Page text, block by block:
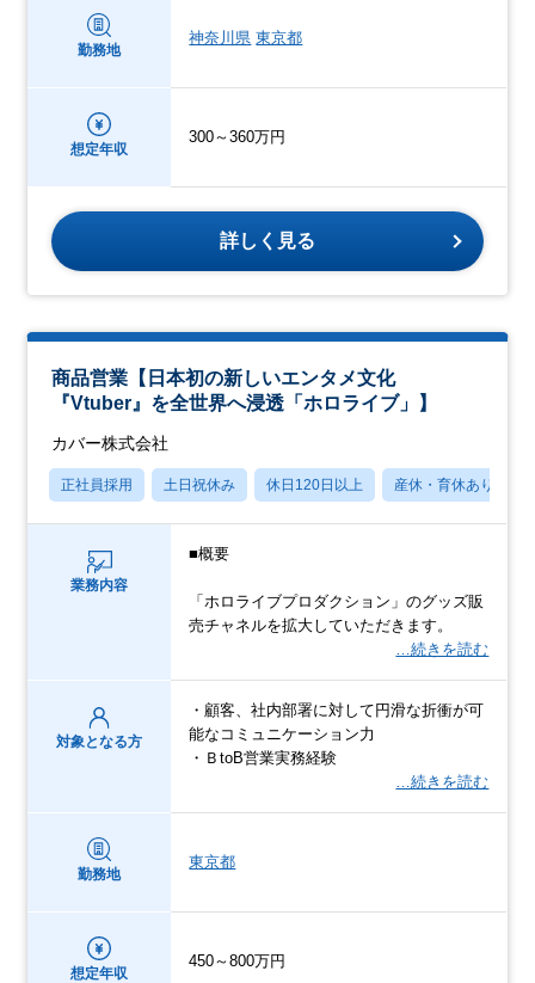
勤務地
神奈川県 東京都
想定年収
300～360万円
詳しく見る
商品営業【日本初の新しいエンタメ文化
『Vtuber』を全世界へ浸透「ホロライブ」】
カバー株式会社
正社員採用 土日祝休み 休日120日以上 産休・育休あり
業務内容
■概要
「ホロライブプロダクション」のグッズ販
売チャネルを拡大していただきます。
…続きを読む
対象となる方
・顧客、社内部署に対して円滑な折衝が可
能なコミュニケーション力
・ＢtoB営業実務経験
…続きを読む
勤務地
東京都
想定年収
450～800万円